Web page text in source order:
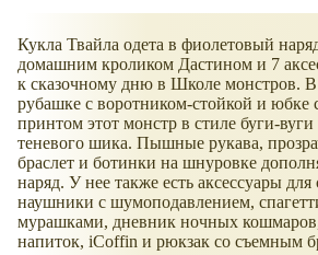
Кукла Твайла одета в фиолетовый
домашним кроликом Дастином и 7
к сказочному дню в Школе монстров. ​В
рубашке с воротником-стойкой и юбке
принтом этот монстр в стиле буги-
теневого шика. Пышные рукава,
браслет и ботинки на шнуровке
наряд. ​У нее также есть аксессуары для
наушники с шумоподавлением,
мурашками, дневник ночных
напиток, iCoffin и рюкзак со съемным